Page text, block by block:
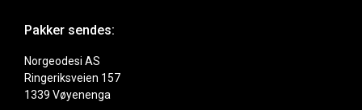
Pakker sendes:
Norgeodesi AS
Ringeriksveien 157
1339 Vøyenenga